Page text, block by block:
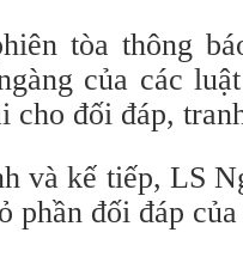
tòa thông
của các
cho đối đáp,
và kế tiếp, LS
phần đối đáp